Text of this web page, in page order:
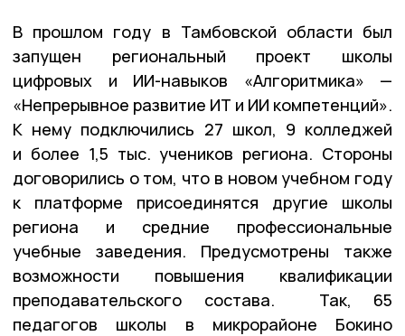
В прошлом году в Тамбовской области был
запущен региональный проект школы
цифровых и ИИ-навыков «Алгоритмика» —
«Непрерывное развитие ИТ и ИИ компетенций».
К нему подключились 27 школ, 9 колледжей
и более 1,5 тыс. учеников региона. Стороны
договорились о том, что в новом учебном году
к платформе присоединятся другие школы
региона и средние профессиональные
учебные заведения. Предусмотрены также
возможности повышения квалификации
преподавательского состава. Так, 65
педагогов школы в микрорайоне Бокино